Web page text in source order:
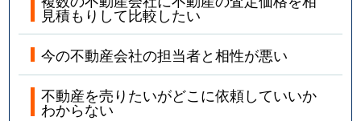
見積もりして比較したい
今の不動産会社の担当者と相性が悪い
不動産を売りたいがどこに依頼していいか
わからない